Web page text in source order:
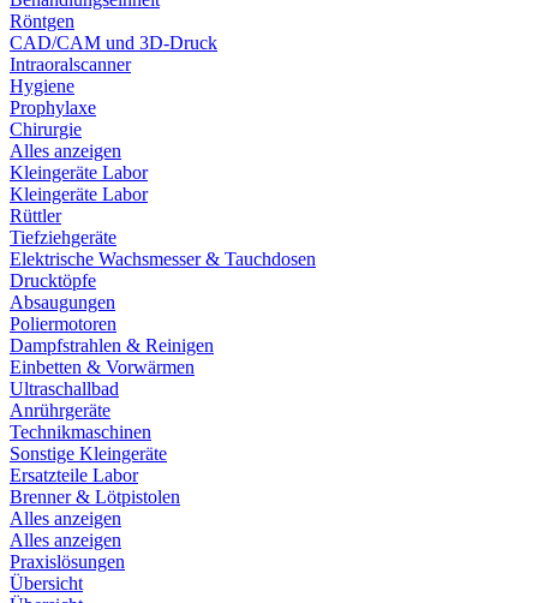
Röntgen
CAD/CAM und 3D-Druck
Intraoralscanner
Hygiene
Prophylaxe
Chirurgie
Alles anzeigen
Kleingeräte Labor
Kleingeräte Labor
Rüttler
Tiefziehgeräte
Elektrische Wachsmesser & Tauchdosen
Drucktöpfe
Absaugungen
Poliermotoren
Dampfstrahlen & Reinigen
Einbetten & Vorwärmen
Ultraschallbad
Anrührgeräte
Technikmaschinen
Sonstige Kleingeräte
Ersatzteile Labor
Brenner & Lötpistolen
Alles anzeigen
Alles anzeigen
Praxislösungen
Übersicht